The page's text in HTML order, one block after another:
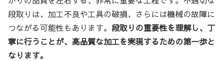
段取りは、加工不良や工具の破損、さらには機械の故障に
つながる可能性もあります。 段取りの重要性を理解し、丁
寧に行うことが、高品質な加工を実現するための第一歩と
なります。